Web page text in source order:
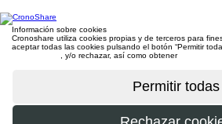
Información sobre cookies
Cronoshare utiliza cookies propias y de terceros para
aceptar todas las cookies pulsando el botón “Permitir
, y/o rechazar, así como obtener